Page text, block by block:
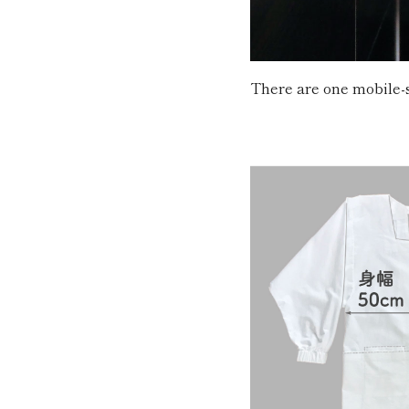
There are one